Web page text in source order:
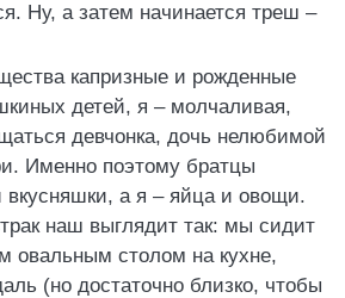
Ну, а затем начинается треш –
капризные и рожденные
детей, я – молчаливая,
девчонка, дочь нелюбимой
Именно поэтому братцы
вкусняшки, а я – яйца и овощи.
наш выглядит так: мы сидит
овальным столом на кухне,
(но достаточно близко, чтобы